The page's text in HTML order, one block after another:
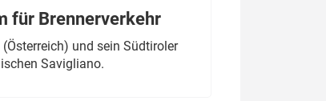
für Brennerverkehr
und sein Südtiroler
Savigliano.